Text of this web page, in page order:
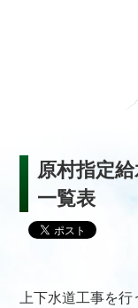
原村指定
一覧表
上下水道工事を行